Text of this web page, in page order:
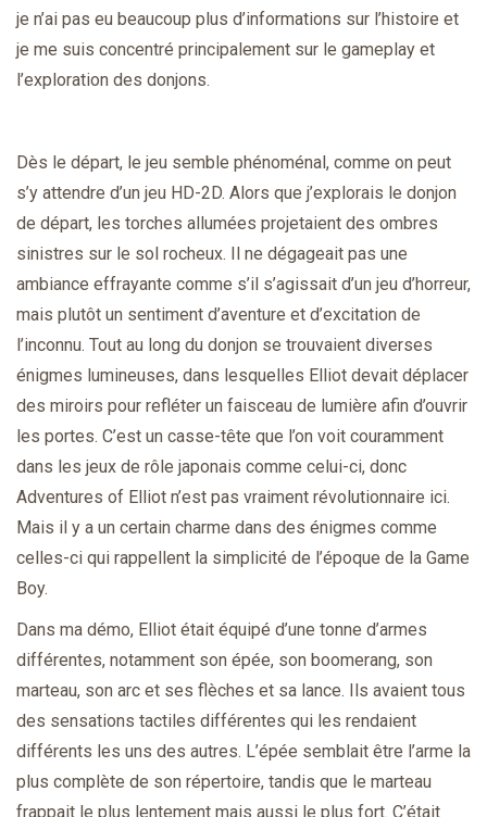
je n’ai pas eu beaucoup plus d’informations sur l’histoire et
je me suis concentré principalement sur le gameplay et
l’exploration des donjons.
Dès le départ, le jeu semble phénoménal, comme on peut
s’y attendre d’un jeu HD-2D. Alors que j’explorais le donjon
de départ, les torches allumées projetaient des ombres
sinistres sur le sol rocheux. Il ne dégageait pas une
ambiance effrayante comme s’il s’agissait d’un jeu d’horreur,
mais plutôt un sentiment d’aventure et d’excitation de
l’inconnu. Tout au long du donjon se trouvaient diverses
énigmes lumineuses, dans lesquelles Elliot devait déplacer
des miroirs pour refléter un faisceau de lumière afin d’ouvrir
les portes. C’est un casse-tête que l’on voit couramment
dans les jeux de rôle japonais comme celui-ci, donc
Adventures of Elliot n’est pas vraiment révolutionnaire ici.
Mais il y a un certain charme dans des énigmes comme
celles-ci qui rappellent la simplicité de l’époque de la Game
Boy.
Dans ma démo, Elliot était équipé d’une tonne d’armes
différentes, notamment son épée, son boomerang, son
marteau, son arc et ses flèches et sa lance. Ils avaient tous
des sensations tactiles différentes qui les rendaient
différents les uns des autres. L’épée semblait être l’arme la
plus complète de son répertoire, tandis que le marteau
frappait le plus lentement mais aussi le plus fort. C’était